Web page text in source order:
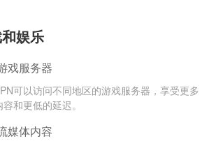
娱乐
戏服务器
可以访问不同地区的游戏服务器，享受更多
和更低的延迟。
媒体内容